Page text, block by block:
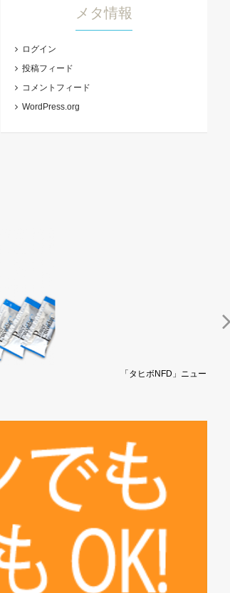
メタ情報
ログイン
投稿フィード
コメントフィード
WordPress.org
「タヒボNFD」ニューＥ...